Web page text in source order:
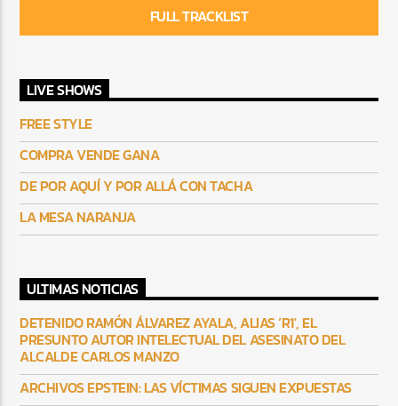
FULL TRACKLIST
LIVE SHOWS
FREE STYLE
COMPRA VENDE GANA
DE POR AQUÍ Y POR ALLÁ CON TACHA
LA MESA NARANJA
ULTIMAS NOTICIAS
DETENIDO RAMÓN ÁLVAREZ AYALA, ALIAS ‘R1′, EL
PRESUNTO AUTOR INTELECTUAL DEL ASESINATO DEL
ALCALDE CARLOS MANZO
ARCHIVOS EPSTEIN: LAS VÍCTIMAS SIGUEN EXPUESTAS